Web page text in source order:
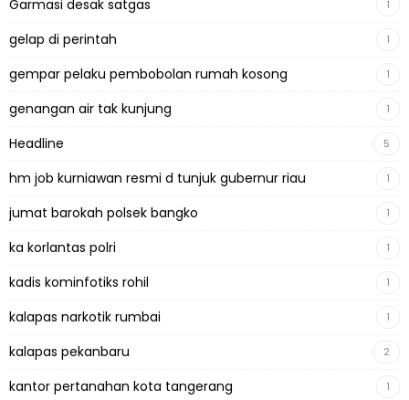
Garmasi desak satgas 1
gelap di perintah 1
gempar pelaku pembobolan rumah kosong 1
genangan air tak kunjung 1
Headline 5
hm job kurniawan resmi d tunjuk gubernur riau 1
jumat barokah polsek bangko 1
ka korlantas polri 1
kadis kominfotiks rohil 1
kalapas narkotik rumbai 1
kalapas pekanbaru 2
kantor pertanahan kota tangerang 1